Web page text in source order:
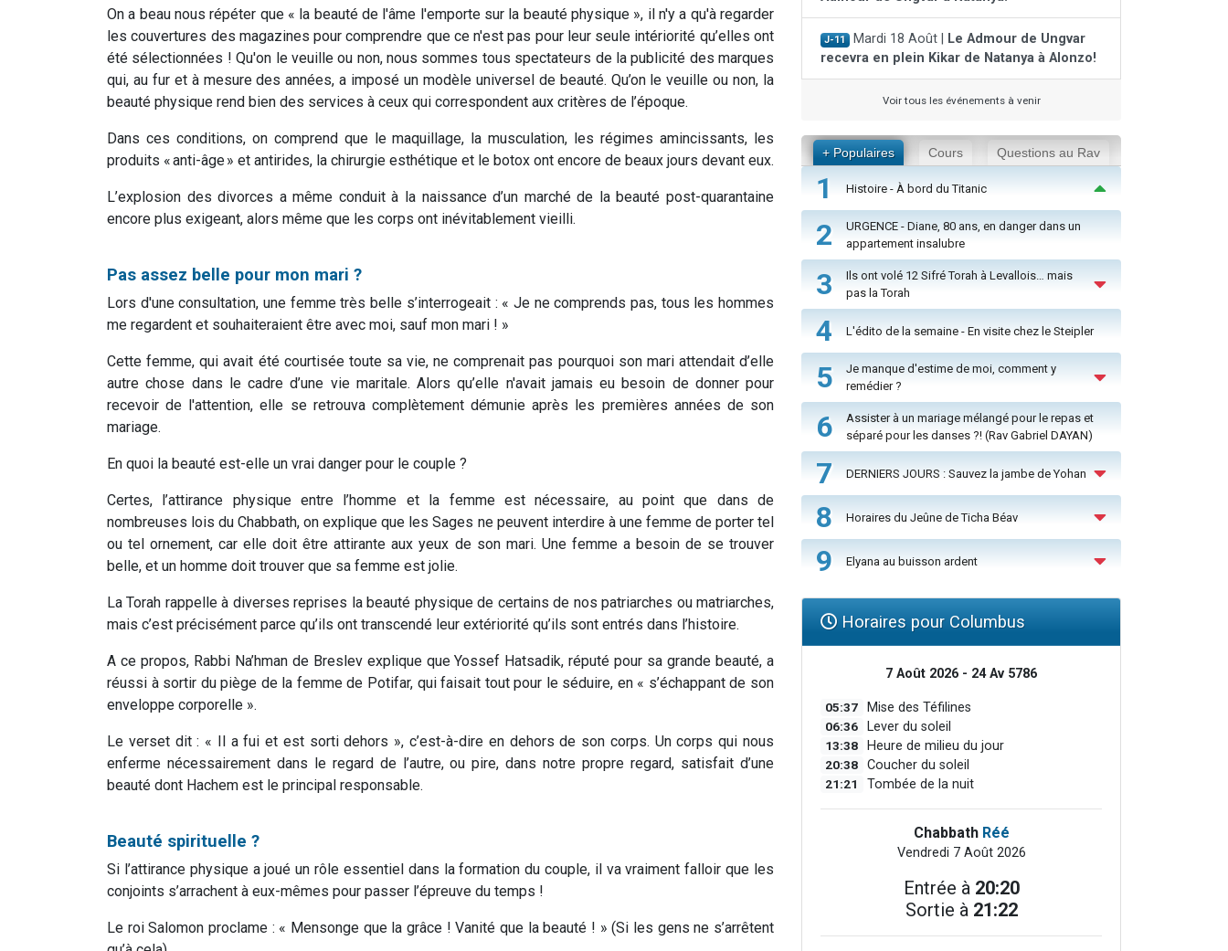
On a beau nous répéter que « la beauté de l'âme l'emporte sur la beauté physique », il n'y a qu'à regarder
les couvertures des magazines pour comprendre que ce n'est pas pour leur seule intériorité qu’elles ont
été sélectionnées ! Qu'on le veuille ou non, nous sommes tous spectateurs de la publicité des marques
qui, au fur et à mesure des années, a imposé un modèle universel de beauté. Qu’on le veuille ou non, la
beauté physique rend bien des services à ceux qui correspondent aux critères de l’époque.
Dans ces conditions, on comprend que le maquillage, la musculation, les régimes amincissants, les
produits « anti-âge » et antirides, la chirurgie esthétique et le botox ont encore de beaux jours devant eux.
L’explosion des divorces a même conduit à la naissance d’un marché de la beauté post-quarantaine
encore plus exigeant, alors même que les corps ont inévitablement vieilli.
Pas assez belle pour mon mari ?
Lors d'une consultation, une femme très belle s’interrogeait : « Je ne comprends pas, tous les hommes
me regardent et souhaiteraient être avec moi, sauf mon mari ! »
Cette femme, qui avait été courtisée toute sa vie, ne comprenait pas pourquoi son mari attendait d’elle
autre chose dans le cadre d’une vie maritale. Alors qu’elle n'avait jamais eu besoin de donner pour
recevoir de l'attention, elle se retrouva complètement démunie après les premières années de son
mariage.
En quoi la beauté est-elle un vrai danger pour le couple ?
Certes, l’attirance physique entre l’homme et la femme est nécessaire, au point que dans de
nombreuses lois du Chabbath, on explique que les Sages ne peuvent interdire à une femme de porter tel
ou tel ornement, car elle doit être attirante aux yeux de son mari. Une femme a besoin de se trouver
belle, et un homme doit trouver que sa femme est jolie.
La Torah rappelle à diverses reprises la beauté physique de certains de nos patriarches ou matriarches,
mais c’est précisément parce qu’ils ont transcendé leur extériorité qu’ils sont entrés dans l’histoire.
A ce propos, Rabbi Na’hman de Breslev explique que Yossef Hatsadik, réputé pour sa grande beauté, a
réussi à sortir du piège de la femme de Potifar, qui faisait tout pour le séduire, en « s’échappant de son
enveloppe corporelle ».
Le verset dit : « Il a fui et est sorti dehors », c’est-à-dire en dehors de son corps. Un corps qui nous
enferme nécessairement dans le regard de l’autre, ou pire, dans notre propre regard, satisfait d’une
beauté dont Hachem est le principal responsable.
Beauté spirituelle ?
Si l’attirance physique a joué un rôle essentiel dans la formation du couple, il va vraiment falloir que les
conjoints s’arrachent à eux-mêmes pour passer l’épreuve du temps !
Le roi Salomon proclame : « Mensonge que la grâce ! Vanité que la beauté ! » (Si les gens ne s’arrêtent
J-11 Mardi 18 Août |
Le Admour de Ungvar
recevra en plein Kikar de Natanya à Alonzo!
Voir tous les événements à venir
+ Populaires Cours Questions au Rav
1 Histoire - À bord du Titanic
2
URGENCE - Diane, 80 ans, en danger dans un
appartement insalubre
3
Ils ont volé 12 Sifré Torah à Levallois… mais
pas la Torah
4 L'édito de la semaine - En visite chez le Steipler
5
Je manque d'estime de moi, comment y
remédier ?
6
Assister à un mariage mélangé pour le repas et
séparé pour les danses ?! (Rav Gabriel DAYAN)
7 DERNIERS JOURS : Sauvez la jambe de Yohan
8 Horaires du Jeûne de Ticha Béav
9 Elyana au buisson ardent
Horaires pour Columbus
7 Août 2026 - 24 Av 5786
05:37 Mise des Téfilines
06:36 Lever du soleil
13:38 Heure de milieu du jour
20:38 Coucher du soleil
21:21 Tombée de la nuit
Chabbath Réé
Vendredi 7 Août 2026
Entrée à 20:20
Sortie à 21:22